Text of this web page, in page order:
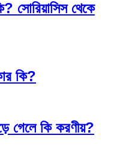
সোরিয়াসিস থেকে
কি?
গেলে কি করণীয়?